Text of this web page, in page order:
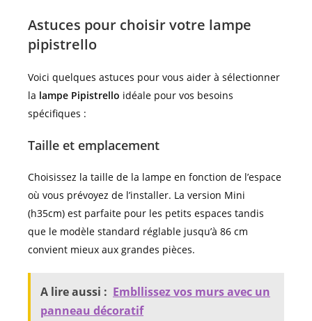
Astuces pour choisir votre lampe
pipistrello
Voici quelques astuces pour vous aider à sélectionner
la lampe Pipistrello idéale pour vos besoins
spécifiques :
Taille et emplacement
Choisissez la taille de la lampe en fonction de l’espace
où vous prévoyez de l’installer. La version Mini
(h35cm) est parfaite pour les petits espaces tandis
que le modèle standard réglable jusqu’à 86 cm
convient mieux aux grandes pièces.
A lire aussi : Embllissez vos murs avec un
panneau décoratif